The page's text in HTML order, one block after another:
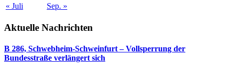
« Juli
Sep. »
Aktuelle Nachrichten
B 286, Schwebheim-Schweinfurt – Vollsperrung der
Bundesstraße verlängert sich